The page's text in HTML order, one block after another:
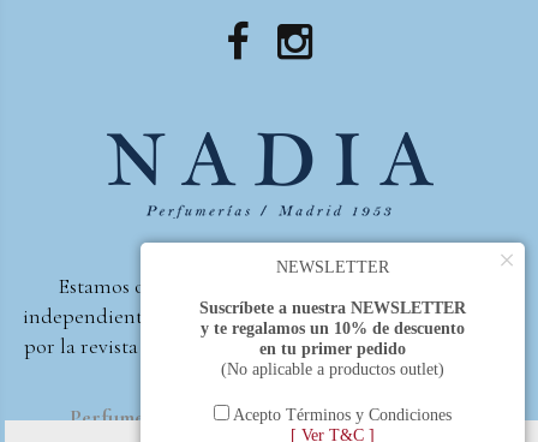
Estamos orgullosos de ser la primera perfumería
independiente de España, en recibir el premio otorgado
por la revista Beautyproof en 2015 a la mejor perfumería
de autor.
Perfumería Nadia2017 |Política de Privacidad
×
NEWSLETTER
Suscríbete a nuestra NEWSLETTER
y te regalamos un 10% de descuento
en tu primer pedido
(No aplicable a productos outlet)
Acepto Términos y Condiciones
[ Ver T&C ]